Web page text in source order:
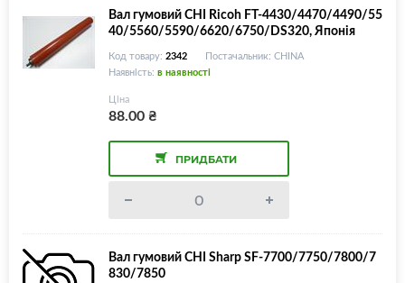
Вал гумовий CHI Ricoh FT-4430/4470/4490/55
40/5560/5590/6620/6750/DS320, Японія
Код товару: 2342
Постачальник: CHINA
Наявність: в наявності
Ціна
88.00₴
ПРИДБАТИ
Вал гумовий CHI Sharp SF-7700/7750/7800/7
830/7850